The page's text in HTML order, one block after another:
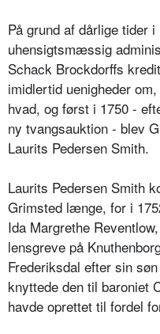
På grund af dårlige tider
uhensigtsmæssig
Schack Brockdorffs
imidlertid uenigheder
hvad, og først i 1750 -
ny tvangsauktion - blev
Laurits Pedersen Smith.
Laurits Pedersen Smith
Grimsted længe, for i
Ida Margrethe
lensgreve på
Frederiksdal efter sin
knyttede den til baroniet
havde oprettet til fordel